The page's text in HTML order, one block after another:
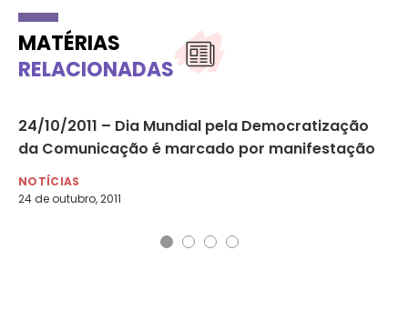
MATÉRIAS
RELACIONADAS
24/10/2011 – Dia Mundial pela Democratização
da Comunicação é marcado por manifestação
NOTÍCIAS
24 de outubro, 2011